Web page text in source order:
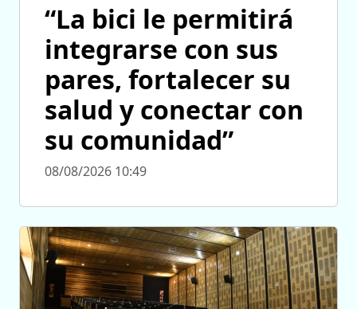
“La bici le permitirá
integrarse con sus
pares, fortalecer su
salud y conectar con
su comunidad”
08/08/2026 10:49